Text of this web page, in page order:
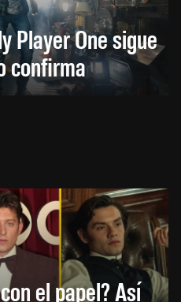
Player One sigue
confirma
el papel? Así